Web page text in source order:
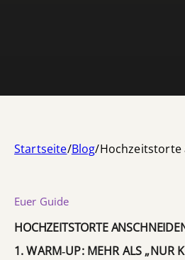
Startseite/Blog/Hochzeitstorte
HOCHZEITSTORTE
Euer Guide
1. WARM‑UP: MEHR ALS „NUR